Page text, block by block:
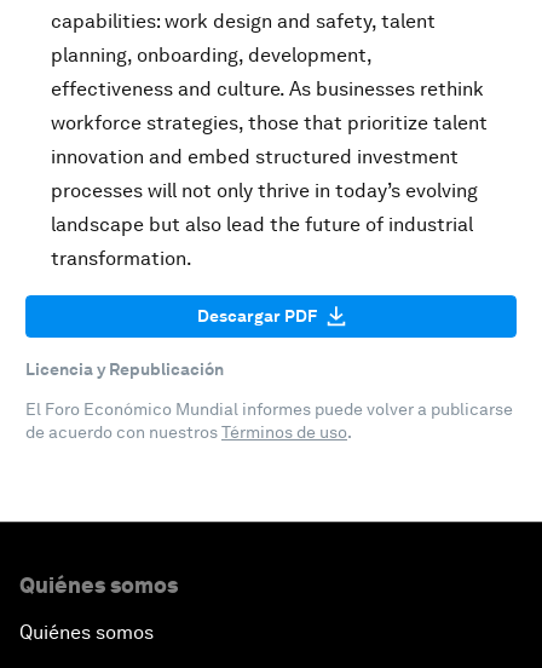
capabilities: work design and safety, talent
planning, onboarding, development,
effectiveness and culture. As businesses rethink
workforce strategies, those that prioritize talent
innovation and embed structured investment
processes will not only thrive in today’s evolving
landscape but also lead the future of industrial
transformation.
Descargar PDF
Licencia y Republicación
El Foro Económico Mundial informes puede volver a publicarse
de acuerdo con nuestrosTérminos de uso.
Quiénes somos
Quiénes somos